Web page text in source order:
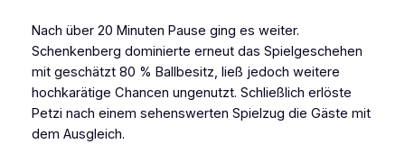
Nach über 20 Minuten Pause ging es weiter.
Schenkenberg dominierte erneut das Spielgeschehen
mit geschätzt 80 % Ballbesitz, ließ jedoch weitere
hochkarätige Chancen ungenutzt. Schließlich erlöste
Petzi nach einem sehenswerten Spielzug die Gäste mit
dem Ausgleich.